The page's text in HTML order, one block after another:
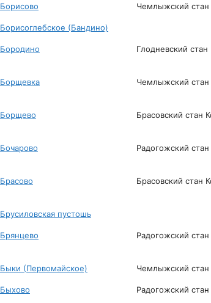
Борисово Чемлыжский стан
Борисоглебское (Бандино)
Бородино Глодневский
Борщевка Чемлыжский стан
Борщево Брасовский стан
Бочарово Радогожский
Брасово Брасовский стан
Брусиловская пустошь
Брянцево Радогожский
Быки (Первомайское) Чемлыжский стан
Быхово Радогожский